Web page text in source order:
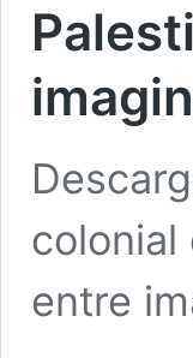
colonial
entre